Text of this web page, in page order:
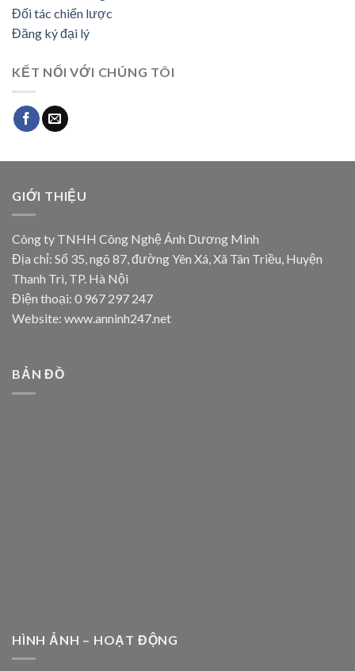
Đối tác chiến lược
Đăng ký đại lý
KẾT NỐI VỚI CHÚNG TÔI
GIỚI THIỆU
Công ty TNHH Công Nghệ Ánh Dương Minh
Địa chỉ: Số 35, ngõ 87, đường Yên Xá, Xã Tân Triều, Huyện
Thanh Trì, TP. Hà Nội
Điện thoại: 0 967 297 247
Website: www.anninh247.net
BẢN ĐỒ
HÌNH ẢNH – HOẠT ĐỘNG